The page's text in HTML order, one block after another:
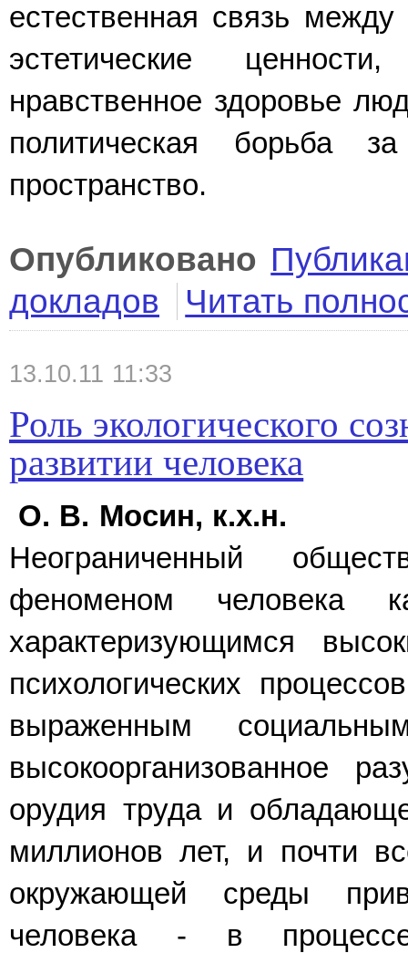
естественная связь
эстетические
нравственное здо­ровье
политическая борьба
пространство.
Опубликовано
докладов
Читать
13.10.11 11:33
Роль экологического
развитии человека
О. В. Мосин, к.х.н.
Неограниченный
феноменом человека
характеризующимся
психологических
выраженным
высокоорганизованное
орудия труда и
миллионов лет, и почти
окружающей среды
человека - в процессе